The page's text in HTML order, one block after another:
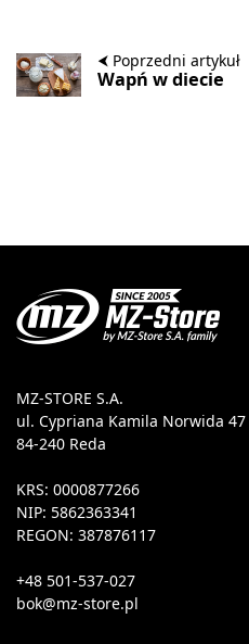
⮜ Poprzedni artykuł
Wapń w diecie
MZ-STORE S.A.
ul. Cypriana Kamila Norwida 47
84-240 Reda
KRS: 0000877266
NIP: 5862363341
REGON: 387876117
+48 501-537-027